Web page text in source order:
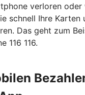
verloren oder
schnell Ihre Karten
Das geht zum
116 116.